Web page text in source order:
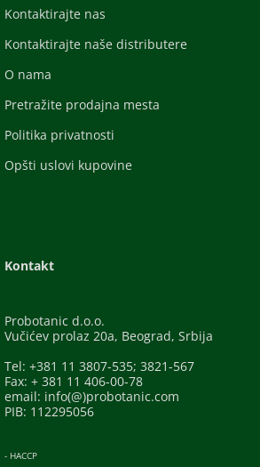
Kontaktirajte nas
Kontaktirajte naše distributere
O nama
Pretražite prodajna mesta
Politika privatnosti
Opšti uslovi kupovine
Kontakt
Probotanic d.o.o.
Vučićev prolaz 20a, Beograd, Srbija
Tel: +381 11 3807-535; 3821-567
Fax: + 381 11 406-00-78
email: info(@)probotanic.com
PIB: 112295056
- HACCP